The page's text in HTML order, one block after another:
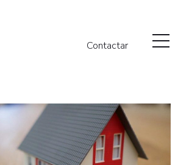
de hipoteca, se la
Contactar
SERVICIOS NOTARIALES
COMPRAVENTAS